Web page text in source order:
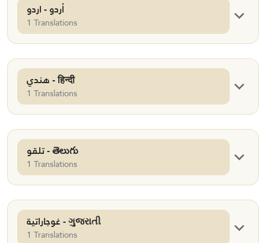
أردو - اردو
1 Translations
هندي - हिन्दी
1 Translations
تلقو - తెలుగు
1 Translations
غوجاراتية - ગુજરાતી
1 Translations